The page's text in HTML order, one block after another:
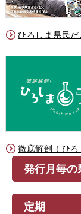
ひろしま県民
徹底解剖！ひ
発行月毎
定期